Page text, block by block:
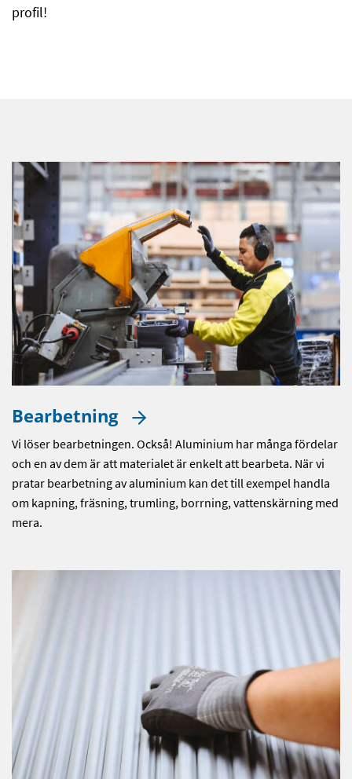
profil!
Bearbetning
Vi löser bearbetningen. Också! Aluminium har många fördelar
och en av dem är att materialet är enkelt att bearbeta. När vi
pratar bearbetning av aluminium kan det till exempel handla
om kapning, fräsning, trumling, borrning, vattenskärning med
mera.